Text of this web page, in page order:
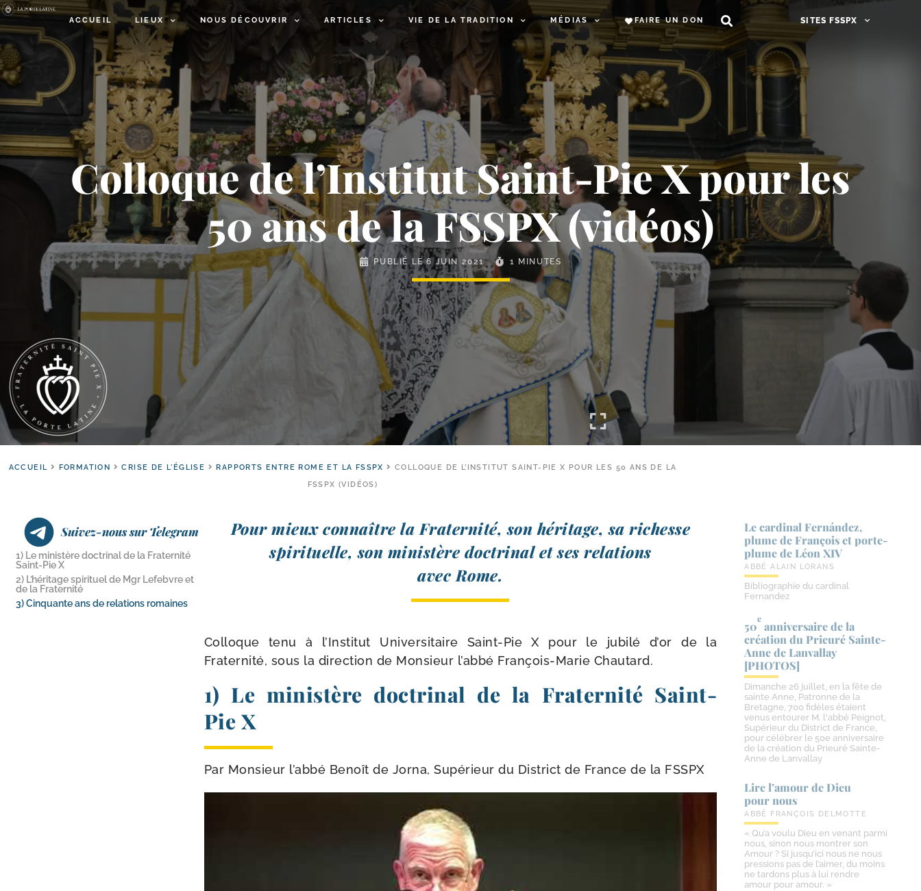
ACCUEIL LIEUX NOUS DÉCOUVRIR ARTICLES VIE DE LA TRADITION MÉDIAS FAIRE UN DON SITES FSSPX
Colloque de l’Institut Saint-​Pie X pour les
50 ans de la FSSPX (vidéos)
PUBLIÉ LE6 JUIN 2021 1 MINUTES
ACCUEIL FORMATION CRISE DE L'ÉGLISE RAPPORTS ENTRE ROME ET LA FSSPX
COLLOQUE DE L’INSTITUT SAINT-PIE X POUR LES 50 ANS DE LA
FSSPX (VIDÉOS)
Suivez-nous sur Telegram
1) Le ministère doctrinal de la Fraternité
Saint-​Pie X
2) L’héritage spirituel de Mgr Lefebvre et
de la Fraternité
3) Cinquante ans de relations romaines
Pour mieux connaître la Fraternité, son héri­tage, sa richesse
spi­ri­tuelle, son minis­tère doc­tri­nal et ses rela­tions
avec Rome.
Colloque tenu à l’Institut Universitaire Saint-​Pie X pour le jubi­lé d’or de la
Fraternité, sous la direc­tion de Monsieur l’ab­bé François-​Marie Chautard.
1) Le ministère doctrinal de la Fraternité Saint-​
Pie X
Par Monsieur l’ab­bé Benoît de Jorna, Supérieur du District de France de la FSSPX
Le cardinal Fernández,
plume de François et porte-​
plume de Léon XIV
ABBÉ ALAIN LORANS
Bibliographie du cardinal
Fernandez
50
e
anniversaire de la
création du Prieuré Sainte-​
Anne de Lanvallay
[PHOTOS]
Dimanche 26 juillet, en la fête de
sainte Anne, Patronne de la
Bretagne, 700 fidèles étaient
venus entourer M. l'abbé Peignot,
Supérieur du District de France,
pour célébrer le 50e anniversaire
de la création du Prieuré Sainte-
Anne de Lanvallay
Lire l’amour de Dieu
pour nous
ABBÉ FRANÇOIS DELMOTTE
« Qu’a voulu Dieu en venant parmi
nous, sinon nous montrer son
Amour ? Si jusqu’ici nous ne nous
pressions pas de l’aimer, du moins
ne tardons plus à lui rendre
amour pour amour. »